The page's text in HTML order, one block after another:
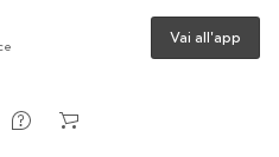
Vai all'app